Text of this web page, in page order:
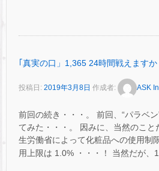
｢真実の口」1,365 24時間戦えます
投稿日: 2019年3月8日 作成者: ASK
前回の続き・・・。 前回、“パラベ
てみた・・・。 因みに、当然のこと
生労働省によって化粧品への使用制
用上限は 1.0% ・・・！ 当然だが、